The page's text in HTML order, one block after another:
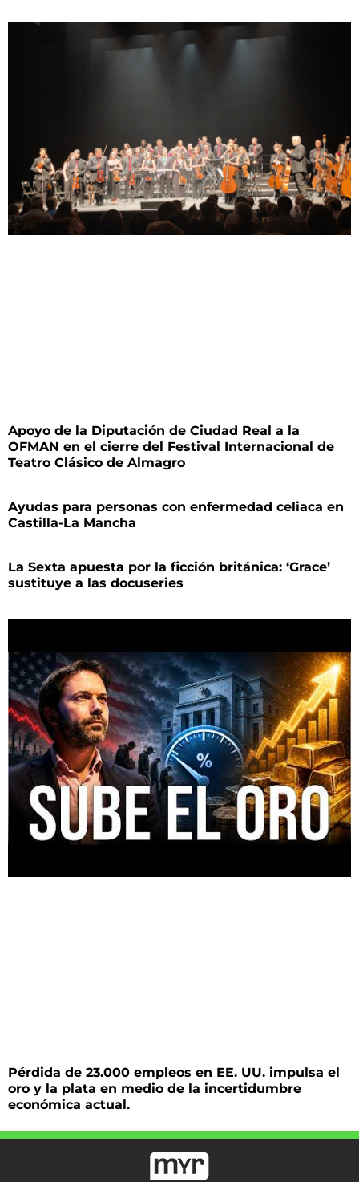
Apoyo de la Diputación de Ciudad Real a la
OFMAN en el cierre del Festival Internacional de
Teatro Clásico de Almagro
Ayudas para personas con enfermedad celiaca en
Castilla-La Mancha
La Sexta apuesta por la ficción británica: ‘Grace’
sustituye a las docuseries
Pérdida de 23.000 empleos en EE. UU. impulsa el
oro y la plata en medio de la incertidumbre
económica actual.